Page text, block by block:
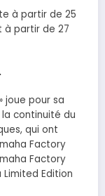
à partir de 25
partir de 27
joue pour sa
continuité du
qui ont
Factory
Factory
Limited Edition